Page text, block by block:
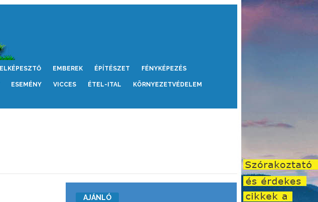
ELKÉPESZTŐ EMBEREK ÉPÍTÉSZET FÉNYKÉPEZÉS
ESEMÉNY VICCES ÉTEL-ITAL KÖRNYEZETVÉDELEM
AJÁNLÓ